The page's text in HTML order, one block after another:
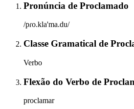
Pronúncia de Proclamado
/pɾo.kla'ma.du/
Classe Gramatical de
Verbo
Flexão do Verbo de
proclamar